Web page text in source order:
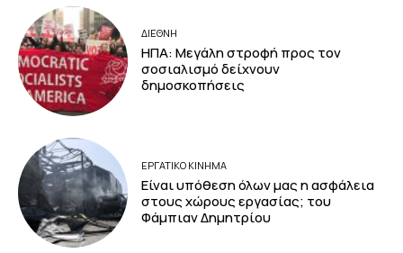
ΔΙΕΘΝΗ
ΗΠΑ: Μεγάλη στροφή προς τον
σοσιαλισμό δείχνουν
δημοσκοπήσεις
ΕΡΓΑΤΙΚΟ ΚΙΝΗΜΑ
Είναι υπόθεση όλων μας η ασφάλεια
στους χώρους εργασίας; του
Φάμπιαν Δημητρίου